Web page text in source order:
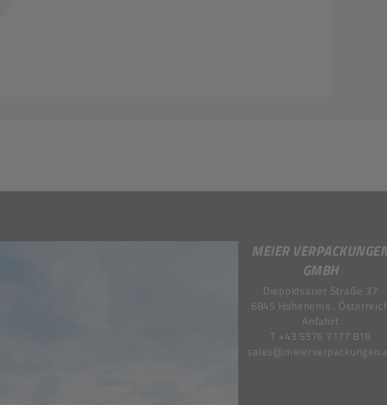
MEIER
GMBH
Diepoldsauer Straße 37
6845 Hohenems .
Anfahrt
T +43 5576 7177 818